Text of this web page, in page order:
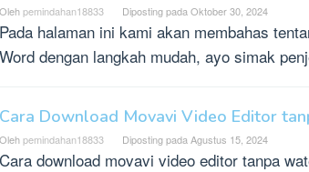
Olehpemindahan18833 Diposting pada Oktober 30, 2024
Pada halaman ini kami akan membahas
Word dengan langkah mudah, ayo simak
Cara Download Movavi Video Editor
Olehpemindahan18833 Diposting pada Agustus 15, 2024
Cara download movavi video editor tanpa